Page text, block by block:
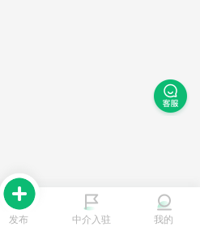
发布 中介入驻 我的